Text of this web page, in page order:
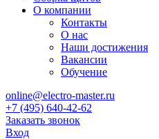
О компании
Контакты
О нас
Наши достижения
Вакансии
Обучение
online@electro-master.ru
+7 (495) 640-42-62
Заказать звонок
Вход